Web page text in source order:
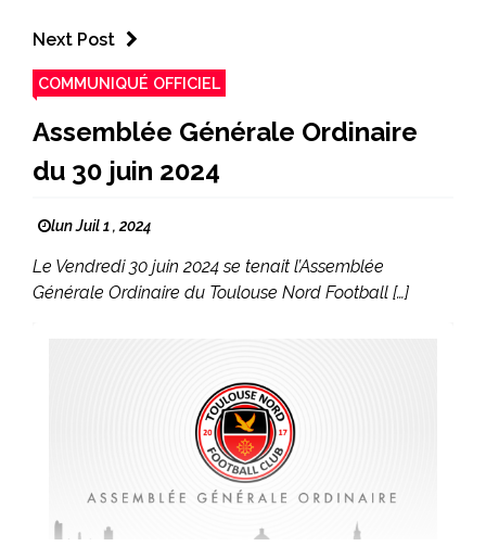
Next Post
COMMUNIQUÉ OFFICIEL
Assemblée Générale Ordinaire
du 30 juin 2024
lun Juil 1 , 2024
Le Vendredi 30 juin 2024 se tenait l’Assemblée
Générale Ordinaire du Toulouse Nord Football […]